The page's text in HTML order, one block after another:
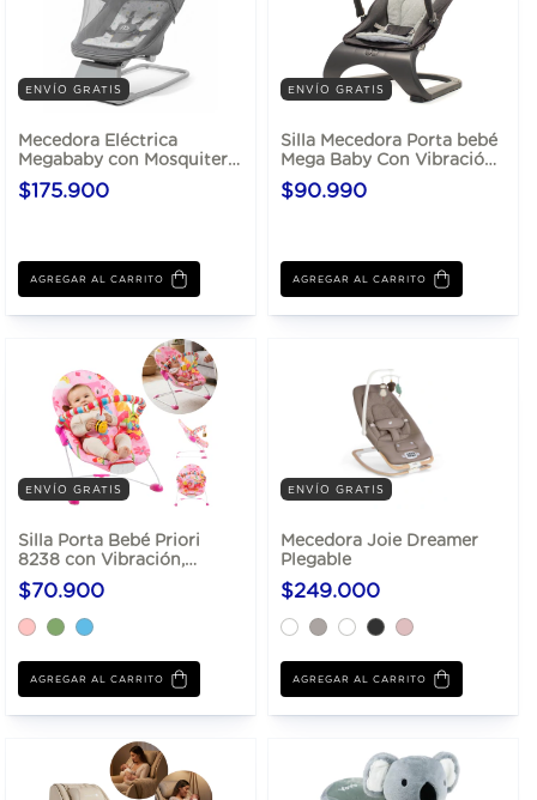
ENVÍO GRATIS
Mecedora Eléctrica
Megababy con Mosquitero
y Control Remoto
$175.900
ENVÍO GRATIS
Silla Mecedora Porta bebé
Mega Baby Con Vibración
y Musica Hasta 18 Kg
$90.990
AGREGAR AL CARRITO
ENVÍO GRATIS
Silla Porta Bebé Priori
8238 con Vibración,
Música y Barra De
Juguetes. Hasta 12 Kg
$70.900
AGREGAR AL CARRITO
ENVÍO GRATIS
Mecedora Joie Dreamer
Plegable
$249.000
AGREGAR AL CARRITO